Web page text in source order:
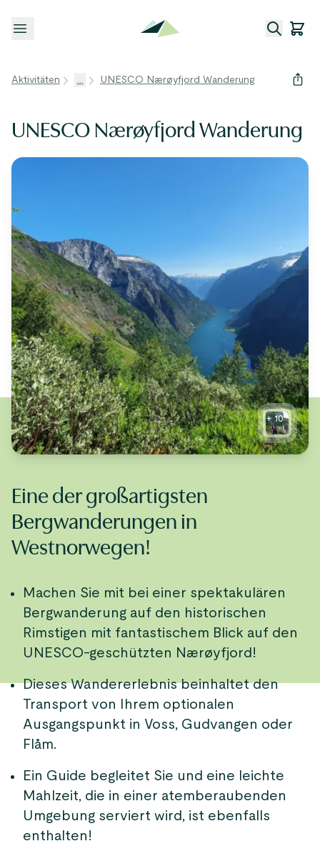
Menü öffnen
Aktivitäten ... UNESCO Nærøyfjord Wanderung
UNESCO Nærøyfjord Wanderung
+10
Eine der großartigsten
Bergwanderungen in
Westnorwegen!
Machen Sie mit bei einer spektakulären
Bergwanderung auf den historischen
Rimstigen mit fantastischem Blick auf den
UNESCO-geschützten Nærøyfjord!
Dieses Wandererlebnis beinhaltet den
Transport von Ihrem optionalen
Ausgangspunkt in Voss, Gudvangen oder
Flåm.
Ein Guide begleitet Sie und eine leichte
Mahlzeit, die in einer atemberaubenden
Umgebung serviert wird, ist ebenfalls
enthalten!